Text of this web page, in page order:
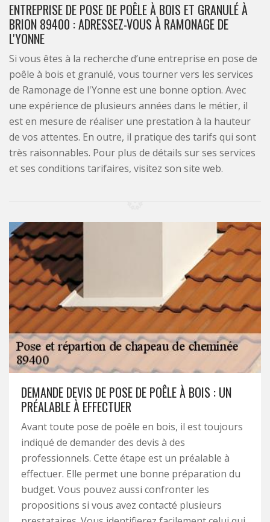
ENTREPRISE DE POSE DE POÊLE À BOIS ET GRANULÉ À
BRION 89400 : ADRESSEZ-VOUS À RAMONAGE DE
L'YONNE
Si vous êtes à la recherche d’une entreprise en pose de
poêle à bois et granulé, vous tourner vers les services
de Ramonage de l'Yonne est une bonne option. Avec
une expérience de plusieurs années dans le métier, il
est en mesure de réaliser une prestation à la hauteur
de vos attentes. En outre, il pratique des tarifs qui sont
très raisonnables. Pour plus de détails sur ses services
et ses conditions tarifaires, visitez son site web.
DEMANDE DEVIS DE POSE DE POÊLE À BOIS : UN
PRÉALABLE À EFFECTUER
Avant toute pose de poêle en bois, il est toujours
indiqué de demander des devis à des
professionnels. Cette étape est un préalable à
effectuer. Elle permet une bonne préparation du
budget. Vous pouvez aussi confronter les
propositions si vous avez contacté plusieurs